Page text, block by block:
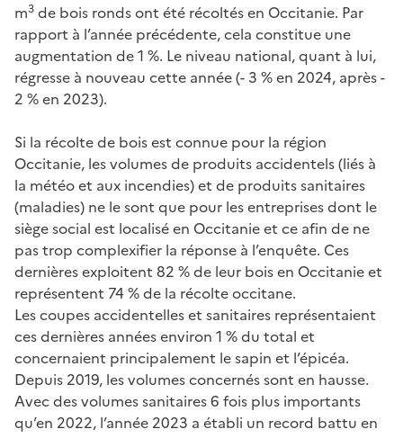
m3 de bois ronds ont été récoltés en Occitanie. Par
rapport à l’année précédente, cela constitue une
augmentation de 1 %. Le niveau national, quant à lui,
régresse à nouveau cette année (- 3 % en 2024, après -
2 % en 2023).
Si la récolte de bois est connue pour la région
Occitanie, les volumes de produits accidentels (liés à
la météo et aux incendies) et de produits sanitaires
(maladies) ne le sont que pour les entreprises dont le
siège social est localisé en Occitanie et ce afin de ne
pas trop complexifier la réponse à l’enquête. Ces
dernières exploitent 82 % de leur bois en Occitanie et
représentent 74 % de la récolte occitane.
Les coupes accidentelles et sanitaires représentaient
ces dernières années environ 1 % du total et
concernaient principalement le sapin et l’épicéa.
Depuis 2019, les volumes concernés sont en hausse.
Avec des volumes sanitaires 6 fois plus importants
qu’en 2022, l’année 2023 a établi un record battu en